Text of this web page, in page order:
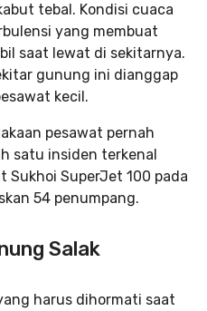
tebal. Kondisi cuaca
yang membuat
saat lewat di sekitarnya.
gunung ini dianggap
kecil.
pesawat pernah
satu insiden terkenal
Sukhoi SuperJet 100 pada
54 penumpang.
Salak
harus dihormati saat